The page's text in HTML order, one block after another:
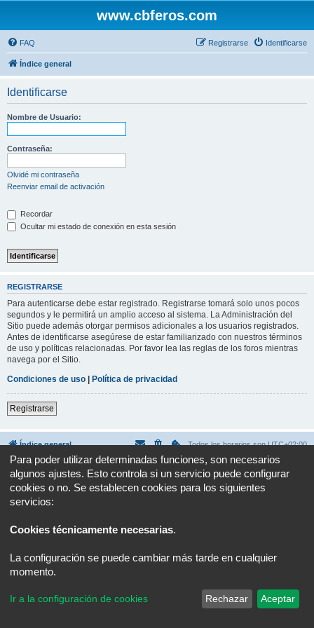
www.cbferos.com
FAQ Identificarse
Registrarse
Índice general
Identificarse
Nombre de Usuario:
Contraseña:
Olvidé mi contraseña
Reenviar email de activación
Recordar
Ocultar mi estado de conexión en esta sesión
REGISTRARSE
Para autenticarse debe estar registrado. Registrarse tomará solo unos pocos
segundos y le permitirá un amplio acceso al sistema. La Administración del
Sitio puede además otorgar permisos adicionales a los usuarios registrados.
Antes de identificarse asegúrese de estar familiarizado con nuestros términos
de uso y políticas relacionadas. Por favor lea las reglas de los foros mientras
navega por el Sitio.
Condiciones de uso | Política de privacidad
Registrarse
Índice general Todos los horarios sonUTC+02:00
Desarrollado por phpBB
® Forum Software © phpBB Limited
phpBB España
Condiciones
Para poder utilizar determinadas funciones, son necesarios
algunos ajustes. Esto controla si un servicio puede configurar
cookies o no. Se establecen cookies para los siguientes
servicios:
Cookies técnicamente necesarias.
La configuración se puede cambiar más tarde en cualquier
momento.
Ir a la configuración de cookies Rechazar Aceptar